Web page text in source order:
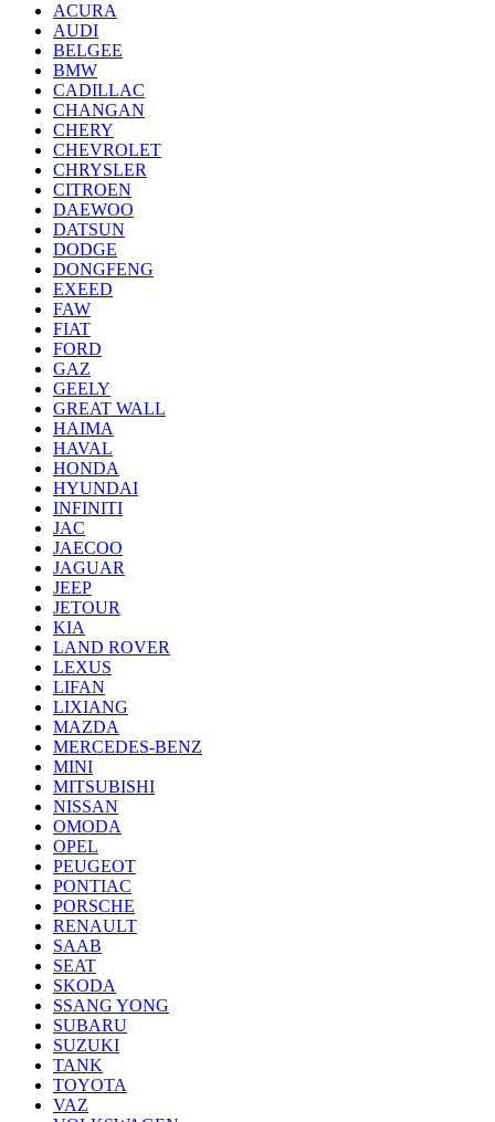
ACURA
AUDI
BELGEE
BMW
CADILLAC
CHANGAN
CHERY
CHEVROLET
CHRYSLER
CITROEN
DAEWOO
DATSUN
DODGE
DONGFENG
EXEED
FAW
FIAT
FORD
GAZ
GEELY
GREAT WALL
HAIMA
HAVAL
HONDA
HYUNDAI
INFINITI
JAC
JAECOO
JAGUAR
JEEP
JETOUR
KIA
LAND ROVER
LEXUS
LIFAN
LIXIANG
MAZDA
MERCEDES-BENZ
MINI
MITSUBISHI
NISSAN
OMODA
OPEL
PEUGEOT
PONTIAC
PORSCHE
RENAULT
SAAB
SEAT
SKODA
SSANG YONG
SUBARU
SUZUKI
TANK
TOYOTA
VAZ